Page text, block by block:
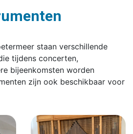
staan verschillende
tijdens concerten,
bijeenkomsten worden
zijn ook beschikbaar voor